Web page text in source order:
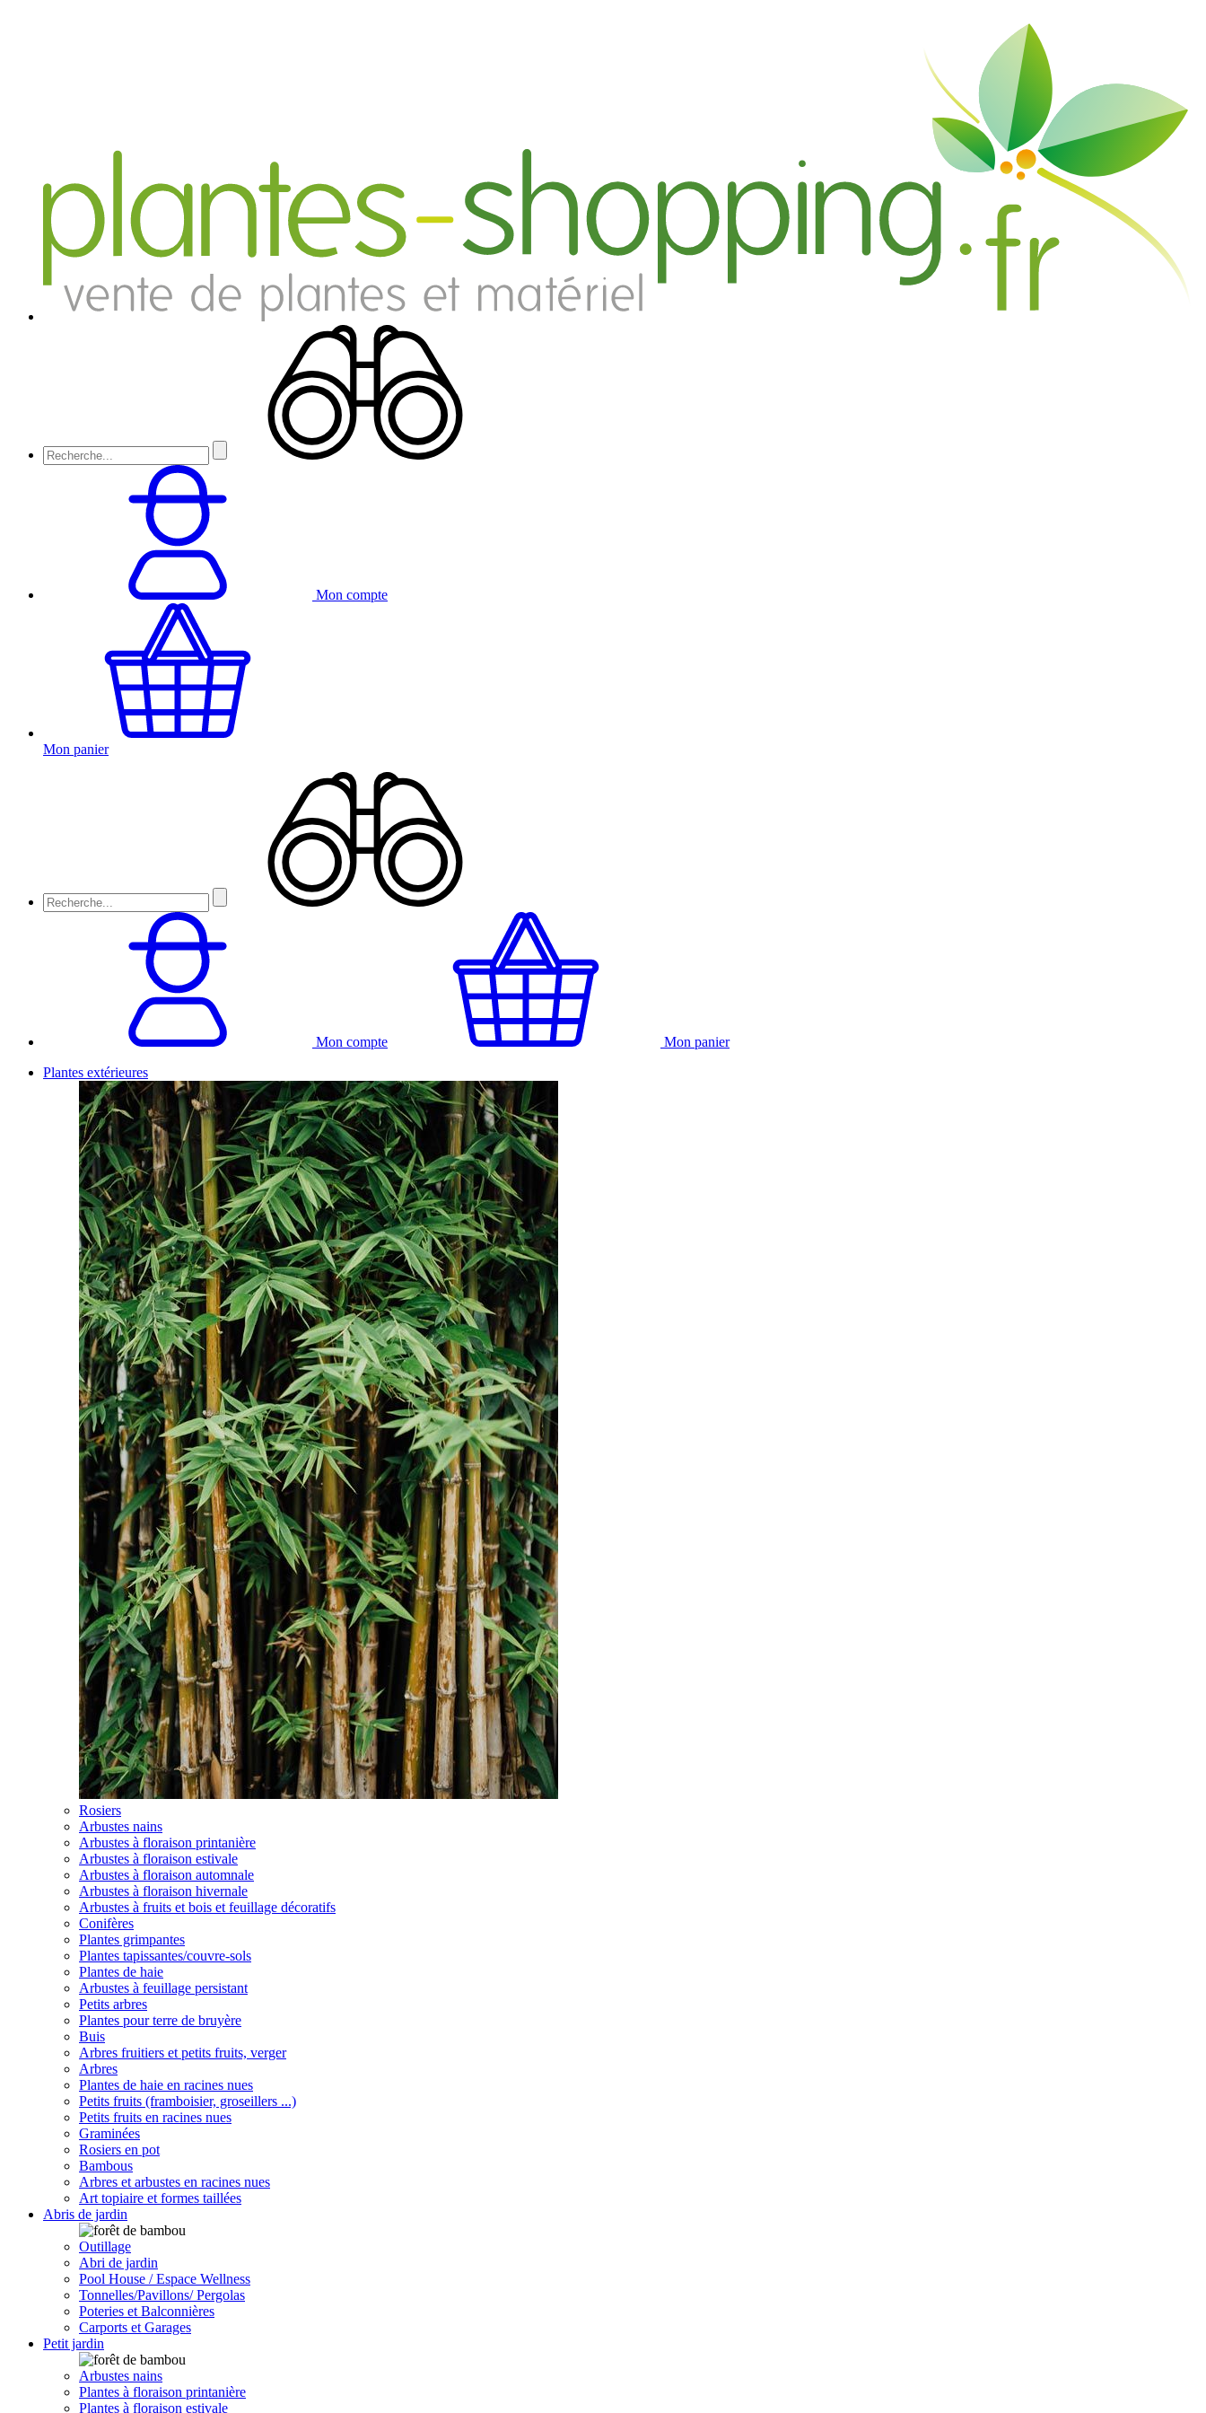
Mon compte
Mon panier
Mon compte
Mon panier
Plantes extérieures
Rosiers
Arbustes nains
Arbustes à floraison printanière
Arbustes à floraison estivale
Arbustes à floraison automnale
Arbustes à floraison hivernale
Arbustes à fruits et bois et feuillage décoratifs
Conifères
Plantes grimpantes
Plantes tapissantes/couvre-sols
Plantes de haie
Arbustes à feuillage persistant
Petits arbres
Plantes pour terre de bruyère
Buis
Arbres fruitiers et petits fruits, verger
Arbres
Plantes de haie en racines nues
Petits fruits (framboisier, groseillers ...)
Petits fruits en racines nues
Graminées
Rosiers en pot
Bambous
Arbres et arbustes en racines nues
Art topiaire et formes taillées
Abris de jardin
Outillage
Abri de jardin
Pool House / Espace Wellness
Tonnelles/Pavillons/ Pergolas
Poteries et Balconnières
Carports et Garages
Petit jardin
Arbustes nains
Plantes à floraison printanière
Plantes à floraison estivale